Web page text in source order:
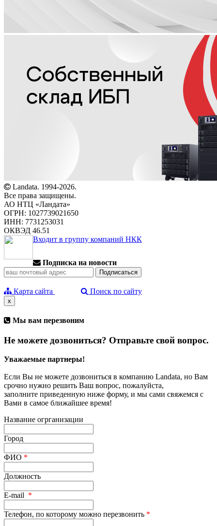
Landata. 1994-2026.
Все права защищены.
АО НТЦ «Ландата»
ОГРН: 1027739021650
ИНН: 7731253031
ОКВЭД 46.51
Входит в группу компаний НКК
Подписка на новости
Карта сайта Поиск по сайту
x
Мы вам перезвоним
Не можете дозвониться? Отправьте свой вопрос.
Уважаемые партнеры!
Если Вы не можете дозвониться в компанию Landata, но Вам
срочно нужно решить Ваш вопрос, пожалуйста,
заполните приведенную ниже форму, и мы сами свяжемся с
Вами в самое ближайшее время!
Название огрганизации
Город
ФИО *
Должность
E-mail *
Телефон, по которому можно перезвонить *